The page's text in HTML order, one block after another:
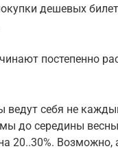
дешевых
постепенно
ведут себя не
до середины
20..30%.